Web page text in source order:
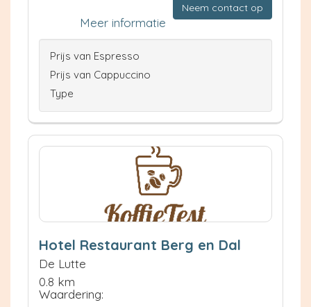
Neem contact op
Meer informatie
Prijs van Espresso
Prijs van Cappuccino
Type
Hotel Restaurant Berg en Dal
De Lutte
0.8 km
Waardering: